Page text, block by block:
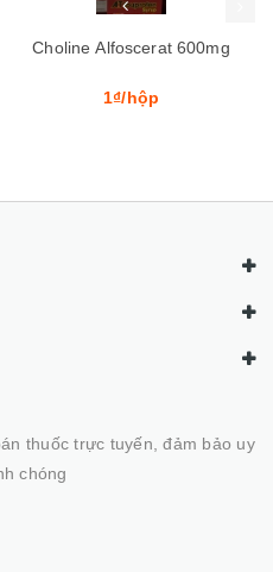
Choline Alfoscerat 600mg
1₫/hộp
thuốc trực tuyến, đảm bảo uy
chóng